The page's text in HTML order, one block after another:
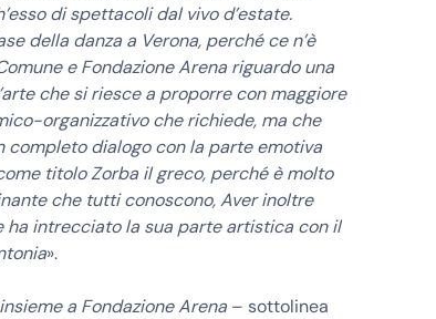
di spettacoli dal vivo d’estate.
della danza a Verona, perché ce n’è
e Fondazione Arena riguardo una
che si riesce a proporre con maggiore
organizzativo che richiede, ma che
completo dialogo con la parte emotiva
titolo Zorba il greco, perché è molto
che tutti conoscono, Aver inoltre
ha intrecciato la sua parte artistica con il
».
a Fondazione Arena – sottolinea